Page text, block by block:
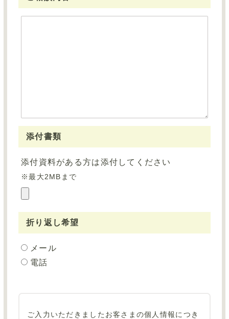
添付書類
添付資料がある⽅は添付してください
※最大2MBまで
折り返し希望
メール
電話
ご入力いただきましたお客さまの個人情報につき